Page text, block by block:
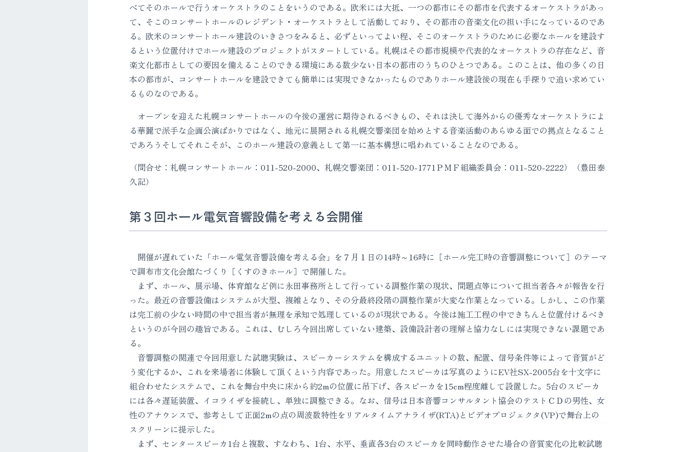
べてそのホールで行うオーケストラのことをいうのである。欧米には大抵、一つの都市にその都市を代表するオーケストラがあっ
て、そこのコンサートホールのレジデント・オーケストラとして活動しており、その都市の音楽文化の担い手になっているのであ
る。欧米のコンサートホール建設のいきさつをみると、必ずといってよい程、そこのオーケストラのために必要なホールを建設す
るという位置付けでホール建設のプロジェクトがスタートしている。札幌はその都市規模や代表的なオーケストラの存在など、音
楽文化都市としての要因を備えることのできる環境にある数少ない日本の都市のうちのひとつである。このことは、他の多くの日
本の都市が、コンサートホールを建設できても簡単には実現できなかったものでありホール建設後の現在も手探りで追い求めてい
るものなのである。
オープンを迎えた札幌コンサートホールの今後の運営に期待されるべきもの、それは決して海外からの優秀なオーケストラによ
る華麗で派手な企画公演ばかりではなく、地元に展開される札幌交響楽団を始めとする音楽活動のあらゆる面での拠点となること
であろうそしてそれこそが、このホール建設の意義として第一に基本構想に唱われていることなのである。
（問合せ：札幌コンサートホール：011-520-2000、札幌交響楽団：011-520-1771ＰＭＦ組織委員会：011-520-2222）（豊田泰
久記）
第３回ホール電気音響設備を考える会開催
開催が遅れていた「ホール電気音響設備を考える会」を７月１日の14時～16時に［ホール完工時の音響調整について］のテーマ
で調布市文化会館たづくり［くすのきホール］で開催した。
まず、ホール、展示場、体育館など例に永田事務所として行っている調整作業の現状、問題点等について担当者各々が報告を行
った。最近の音響設備はシステムが大型、複雑となり、その分最終段階の調整作業が大変な作業となっている。しかし、この作業
は完工前の少ない時間の中で担当者が無理を承知で処理しているのが現状である。今後は施工工程の中できちんと位置付けるべき
というのが今回の趣旨である。これは、むしろ今回出席していない建築、設備設計者の理解と協力なしには実現できない課題であ
る。
音響調整の関連で今回用意した試聴実験は、スピーカーシステムを構成するユニットの数、配置、信号条件等によって音質がど
う変化するか、これを来場者に体験して頂くという内容であった。用意したスピーカは写真のようにEV社SX-2005台を十文字に
組合わせたシステムで、これを舞台中央に床から約2mの位置に吊下げ、各スピーカを15cm程度離して設置した。5台のスピーカ
には各々遅延装置、イコライザを接続し、単独に調整できる。なお、信号は日本音響コンサルタント協会のテストＣＤの男性、女
性のアナウンスで、参考として正面2mの点の周波数特性をリアルタイムアナライザ(RTA)とビデオプロジェクタ(VP)で舞台上の
スクリーンに提示した。
まず、センタースピーカ1台と複数、すなわち、1台、水平、垂直各3台のスピーカを同時動作させた場合の音質変化の比較試聴